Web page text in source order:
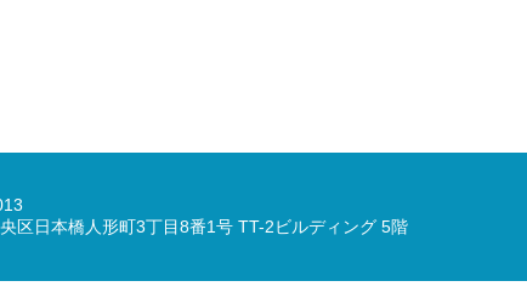
区日本橋人形町3丁目8番1号 TT-2ビルディング 5階